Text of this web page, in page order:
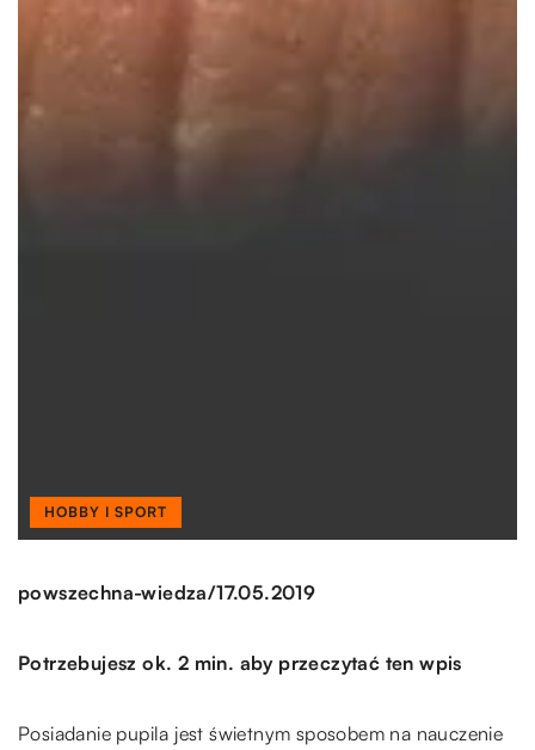
HOBBY I SPORT
powszechna-wiedza/17.05.2019
Potrzebujesz ok. 2 min. aby przeczytać ten wpis
Posiadanie pupila jest świetnym sposobem na nauczenie